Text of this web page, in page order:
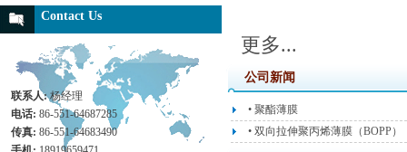
Contact Us
联系人:杨经理
电话: 86-551-64687285
传真: 86-551-64683490
更多...
公司新闻
• 聚酯薄膜
• 双向拉伸聚丙烯薄膜（BOPP）